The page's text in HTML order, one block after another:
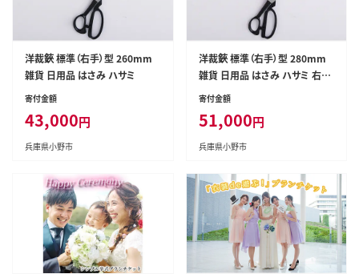
洋裁鋏 標準（右手）型 260mm
雑貨 日用品 はさみ ハサミ
寄付金額
43,000円
兵庫県小野市
洋裁鋏 標準（右手）型 280mm
雑貨 日用品 はさみ ハサミ 右手
用
寄付金額
51,000円
兵庫県小野市